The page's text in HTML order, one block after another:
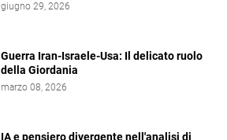
giugno 29, 2026
Guerra Iran-Israele-Usa: Il delicato ruolo
della Giordania
marzo 08, 2026
IA e pensiero divergente nell'analisi di